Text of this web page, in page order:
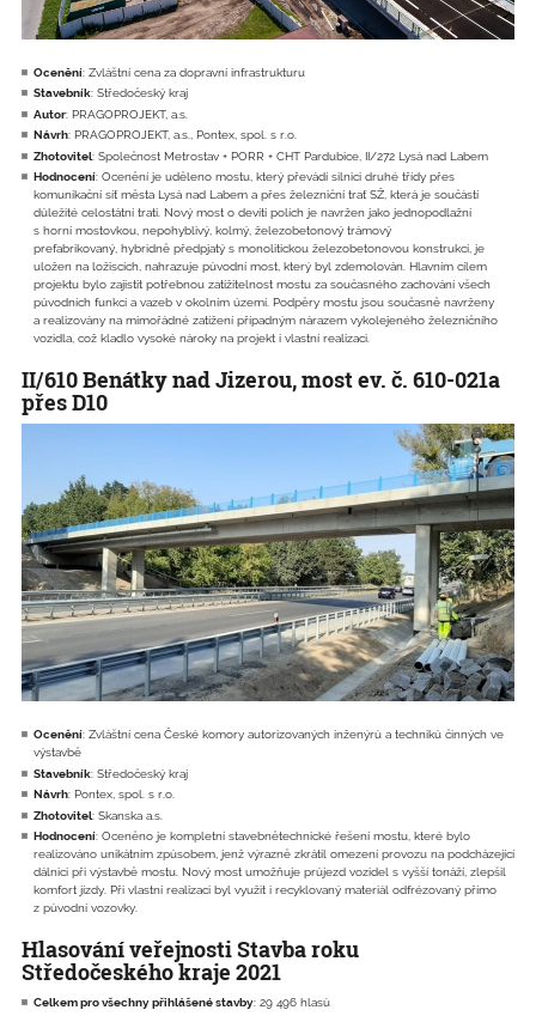
Ocenění: Zvláštní cena za dopravní infrastrukturu
Stavebník: Středočeský kraj
Autor: PRAGOPROJEKT, a.s.
Návrh: PRAGOPROJEKT, a.s., Pontex, spol. s r.o.
Zhotovitel: Společnost Metrostav + PORR + CHT Pardubice, II/272 Lysá nad Labem
Hodnocení: Ocenění je uděleno mostu, který převádí silnici druhé třídy přes
komunikační síť města Lysá nad Labem a přes železniční trať SŽ, která je součástí
důležité celostátní trati. Nový most o devíti polích je navržen jako jednopodlažní
s horní mostovkou, nepohyblivý, kolmý, železobetonový trámový
prefabrikovaný, hybridně předpjatý s monolitickou železobetonovou konstrukcí, je
uložen na ložiscích, nahrazuje původní most, který byl zdemolován. Hlavním cílem
projektu bylo zajistit potřebnou zatížitelnost mostu za současného zachování všech
původních funkcí a vazeb v okolním území. Podpěry mostu jsou současně navrženy
a realizovány na mimořádné zatížení případným nárazem vykolejeného železničního
vozidla, což kladlo vysoké nároky na projekt i vlastní realizaci.
II/610 Benátky nad Jizerou, most ev. č. 610-021a
přes D10
Ocenění: Zvláštní cena České komory autorizovaných inženýrů a techniků činných ve
výstavbě
Stavebník: Středočeský kraj
Návrh: Pontex, spol. s r.o.
Zhotovitel: Skanska a.s.
Hodnocení: Oceněno je kompletní stavebnětechnické řešení mostu, které bylo
realizováno unikátním způsobem, jenž výrazně zkrátil omezení provozu na podcházející
dálnici při výstavbě mostu. Nový most umožňuje průjezd vozidel s vyšší tonáží, zlepšil
komfort jízdy. Při vlastní realizaci byl využit i recyklovaný materiál odfrézovaný přímo
z původní vozovky.
Hlasování veřejnosti Stavba roku
Středočeského kraje 2021
Celkem pro všechny přihlášené stavby: 29 496 hlasů